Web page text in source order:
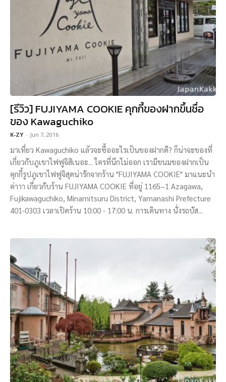
[รีวิว] FUJIYAMA COOKIE คุกกี้ของฝากขึ้นชื่อ
ของ Kawaguchiko
K-ZY - Jun 7, 2016
มาเที่ยว Kawaguchiko แล้วจะซื้ออะไรเป็นของฝากดี? ก็น่าจะของที่
เกี่ยวกับภูเขาไฟฟูจิสิเนอะ... ใครที่นึกไม่ออก เรามีขนมของฝากเป็น
คุกกี้รูปภูเขาไฟฟูจิสุดน่ารักจากร้าน "FUJIYAMA COOKIE" มาแนะนำ
ค่าาา เกี่ยวกับร้าน FUJIYAMA COOKIE ที่อยู่ 1165−1 Azagawa,
Fujikawaguchiko, Minamitsuru District, Yamanashi Prefecture
401-0303 เวลาเปิดร้าน 10:00 - 17:00 น. การเดินทาง นั่งรถบัส...